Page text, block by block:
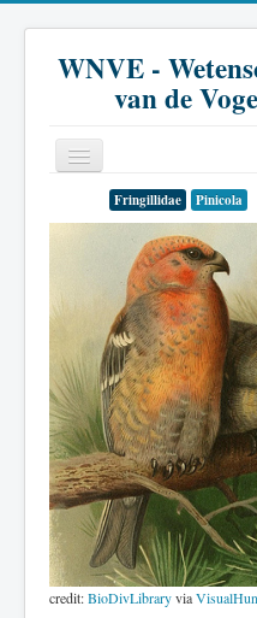
WNVE -
van de
Genus
Familie
Historie
Literatuur
Fringillidae Pinicola
credit:BioDivLibraryvia